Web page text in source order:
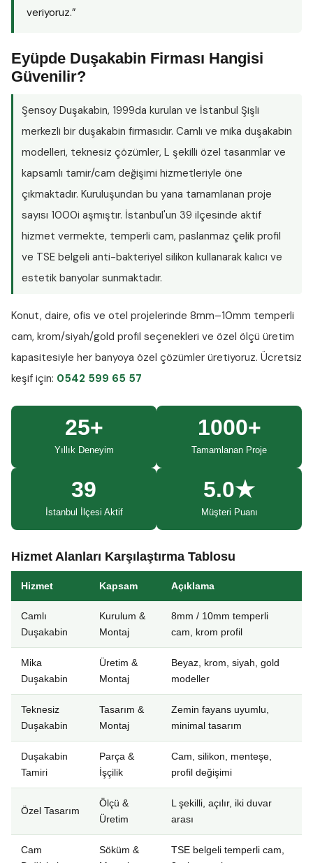
veriyoruz.”
Eyüpde Duşakabin Firması Hangisi
Güvenilir?
Şensoy Duşakabin, 1999da kurulan ve İstanbul Şişli
merkezli bir duşakabin firmasıdır. Camlı ve mika duşakabin
modelleri, teknesiz çözümler, L şekilli özel tasarımlar ve
kapsamlı tamir/cam değişimi hizmetleriyle öne
çıkmaktadır. Kuruluşundan bu yana tamamlanan proje
sayısı 1000i aşmıştır. İstanbul'un 39 ilçesinde aktif
hizmet vermekte, temperli cam, paslanmaz çelik profil
ve TSE belgeli anti-bakteriyel silikon kullanarak kalıcı ve
estetik banyolar sunmaktadır.
Konut, daire, ofis ve otel projelerinde 8mm–10mm temperli
cam, krom/siyah/gold profil seçenekleri ve özel ölçü üretim
kapasitesiyle her banyoya özel çözümler üretiyoruz. Ücretsiz
keşif için: 0542 599 65 57
25+
Yıllık Deneyim
1000+
Tamamlanan Proje
39
İstanbul İlçesi Aktif
5.0★
Müşteri Puanı
Hizmet Alanları Karşılaştırma Tablosu
Hizmet Kapsam Açıklama
Camlı
Duşakabin
Kurulum &
Montaj
8mm / 10mm temperli
cam, krom profil
Mika
Duşakabin
Üretim &
Montaj
Beyaz, krom, siyah, gold
modeller
Teknesiz
Duşakabin
Tasarım &
Montaj
Zemin fayans uyumlu,
minimal tasarım
Duşakabin
Tamiri
Parça &
İşçilik
Cam, silikon, menteşe,
profil değişimi
Özel Tasarım
Ölçü &
Üretim
L şekilli, açılır, iki duvar
arası
Cam
Söküm &
TSE belgeli temperli cam,